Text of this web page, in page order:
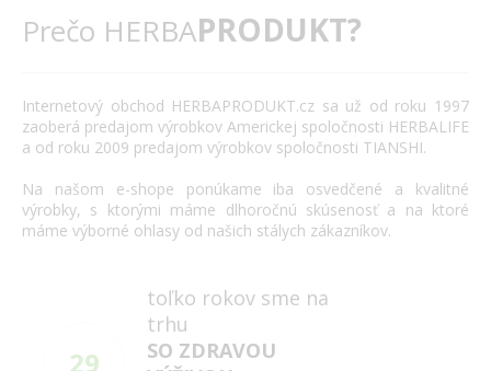
Prečo HERBAPRODUKT?
Internetový obchod HERBAPRODUKT.cz sa už od roku 1997
zaoberá predajom výrobkov Americkej spoločnosti HERBALIFE
a od roku 2009 predajom výrobkov spoločnosti TIANSHI.
Na našom
e-shope ponúkame iba osvedčené a
kvalitné
výrobky, s ktorými máme dlhoročnú skúsenosť a na ktoré
máme výborné ohlasy od našich stálych zákazníkov.
29
toľko rokov sme na
trhu
SO ZDRAVOU